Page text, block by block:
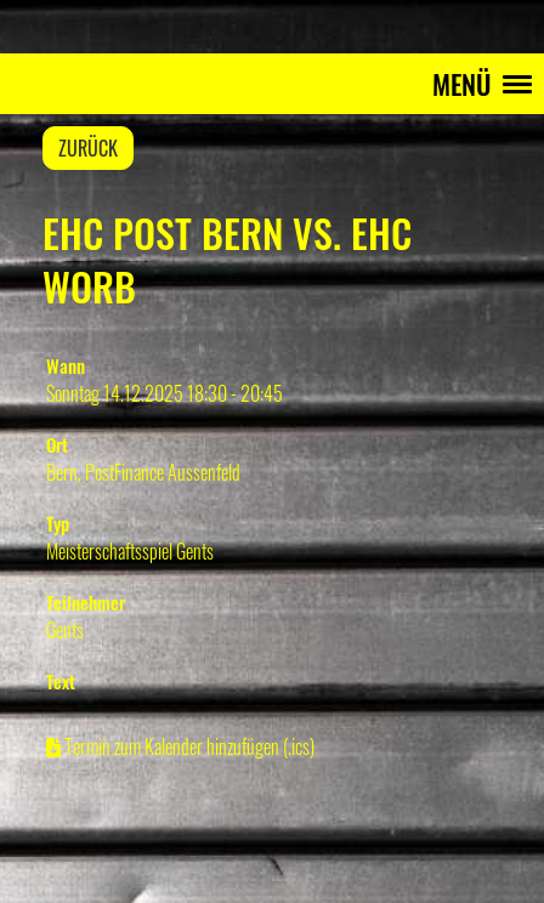
MENÜ
ZURÜCK
EHC POST BERN VS. EHC
WORB
Wann
Sonntag 14.12.2025 18:30 - 20:45
Ort
Bern, PostFinance Aussenfeld
Typ
Meisterschaftsspiel Gents
Teilnehmer
Gents
Text
Termin zum Kalender hinzufügen (.ics)